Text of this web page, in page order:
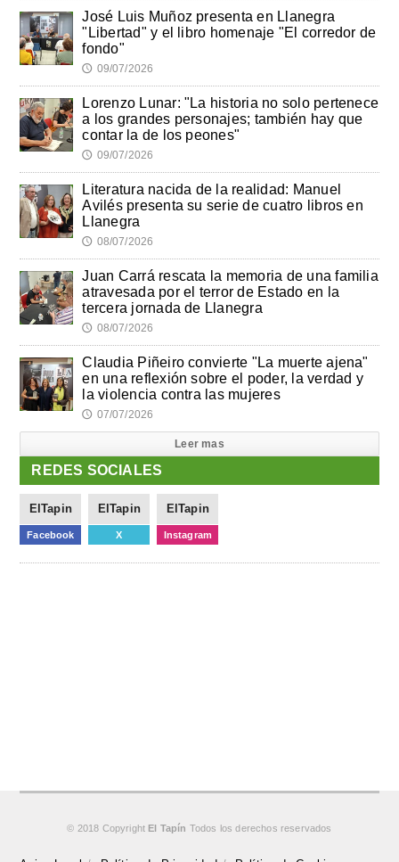
José Luis Muñoz presenta en Llanegra
"Libertad" y el libro homenaje "El corredor de
fondo"
🕔 09/07/2026
Lorenzo Lunar: "La historia no solo pertenece
a los grandes personajes; también hay que
contar la de los peones"
🕔 09/07/2026
Literatura nacida de la realidad: Manuel
Avilés presenta su serie de cuatro libros en
Llanegra
🕔 08/07/2026
Juan Carrá rescata la memoria de una familia
atravesada por el terror de Estado en la
tercera jornada de Llanegra
🕔 08/07/2026
Claudia Piñeiro convierte "La muerte ajena"
en una reflexión sobre el poder, la verdad y
la violencia contra las mujeres
🕔 07/07/2026
Leer mas
REDES SOCIALES
ElTapin
Facebook
ElTapin
X
ElTapin
Instagram
© 2018 Copyright El Tapín Todos los derechos reservados